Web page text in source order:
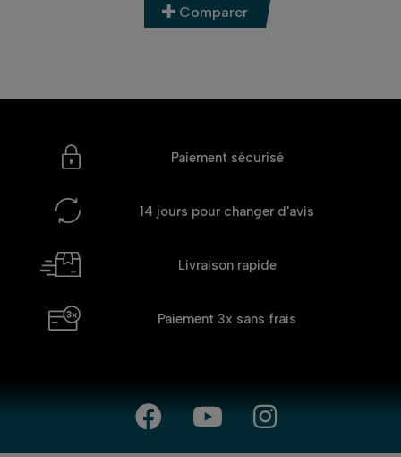
Comparer
Paiement sécurisé
14 jours pour changer d'avis
Livraison rapide
Paiement 3x sans frais